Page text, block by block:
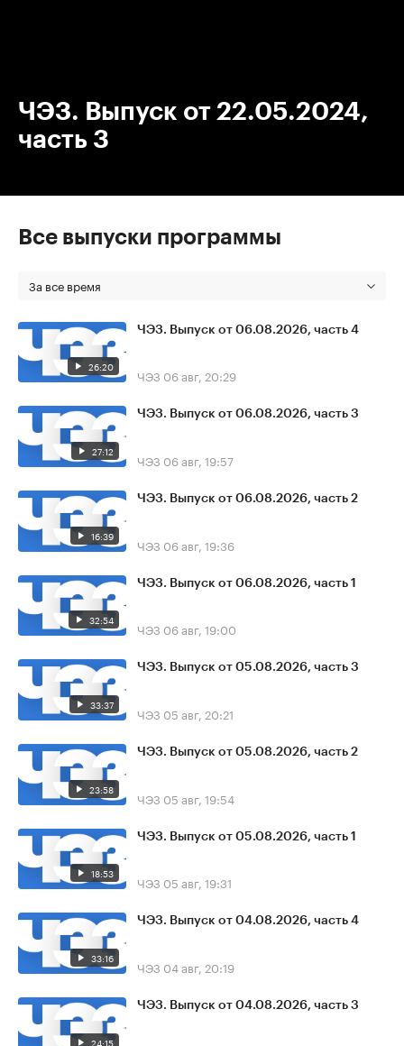
ЧЭЗ. Выпуск от 22.05.2024,
часть 3
Все выпуски программы
За все время
26:20
ЧЭЗ. Выпуск от 06.08.2026, часть 4
ЧЭЗ 06 авг, 20:29
27:12
ЧЭЗ. Выпуск от 06.08.2026, часть 3
ЧЭЗ 06 авг, 19:57
16:39
ЧЭЗ. Выпуск от 06.08.2026, часть 2
ЧЭЗ 06 авг, 19:36
32:54
ЧЭЗ. Выпуск от 06.08.2026, часть 1
ЧЭЗ 06 авг, 19:00
33:37
ЧЭЗ. Выпуск от 05.08.2026, часть 3
ЧЭЗ 05 авг, 20:21
23:58
ЧЭЗ. Выпуск от 05.08.2026, часть 2
ЧЭЗ 05 авг, 19:54
18:53
ЧЭЗ. Выпуск от 05.08.2026, часть 1
ЧЭЗ 05 авг, 19:31
33:16
ЧЭЗ. Выпуск от 04.08.2026, часть 4
ЧЭЗ 04 авг, 20:19
24:15
ЧЭЗ. Выпуск от 04.08.2026, часть 3